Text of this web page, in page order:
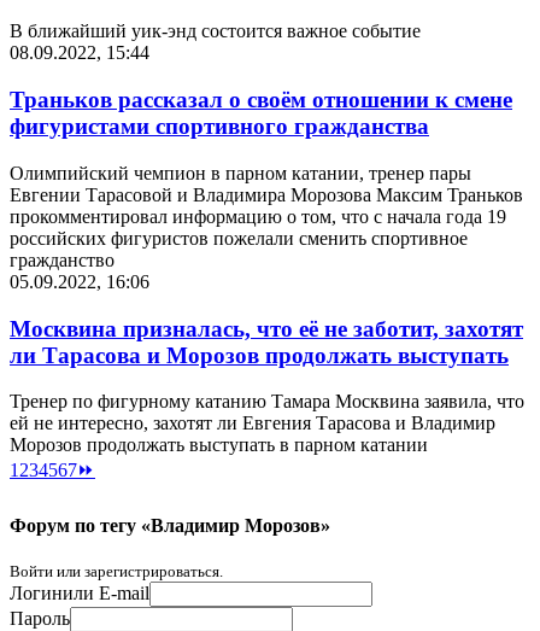
В ближайший уик-энд состоится важное событие
08.09.2022, 15:44
Траньков рассказал о своём отношении к смене
фигуристами спортивного гражданства
Олимпийский чемпион в парном катании, тренер пары
Евгении Тарасовой и Владимира Морозова Максим Траньков
прокомментировал информацию о том, что с начала года 19
российских фигуристов пожелали сменить спортивное
гражданство
05.09.2022, 16:06
Москвина призналась, что её не заботит, захотят
ли Тарасова и Морозов продолжать выступать
Тренер по фигурному катанию Тамара Москвина заявила, что
ей не интересно, захотят ли Евгения Тарасова и Владимир
Морозов продолжать выступать в парном катании
1 234567⏩
Форум по тегу «Владимир Морозов»
Войти или зарегистрироваться.
Логинили E-mail
Пароль